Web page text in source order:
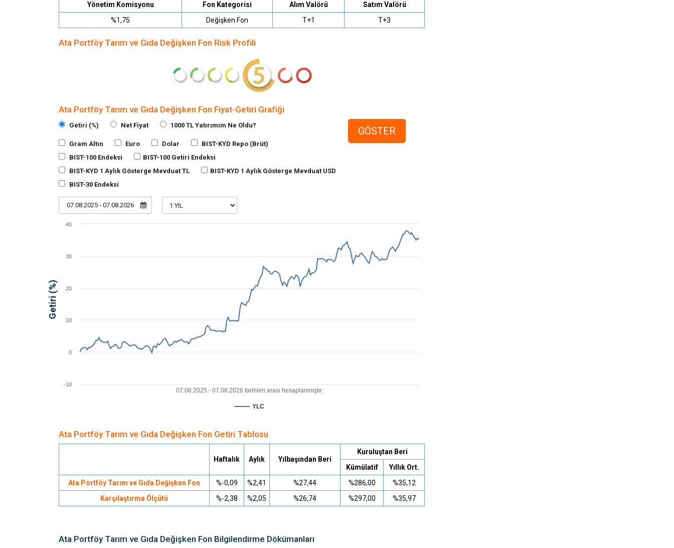
Yönetim Komisyonu
Fon Kategorisi Alım Valörü
Satım Valörü
%1,75
Değişken Fon T+1 T+3
Ata Portföy Tarım ve Gıda Değişken Fon Risk Profili
Ata Portföy Tarım ve Gıda Değişken Fon Fiyat-Getiri Grafiği
Getiri (%) Net Fiyat 1000 TL Yatırımım Ne Oldu?
Gram Altın Euro Dolar
BIST-KYD Repo (Brüt)
BIST-100 Endeksi
BIST-100 Getiri Endeksi
BIST-KYD 1 Aylık Gösterge Mevduat TL
BIST-KYD 1 Aylık Gösterge Mevduat USD
BIST-30 Endeksi
07.08.2025 - 07.08.2026
GÖSTER
Getiri (%)
07.08.2025 - 07.08.2026 tarihleri arası hesaplanmıştır.
YLC
-10
0
10
20
30
40
Ata Portföy Tarım ve Gıda Değişken Fon Getiri Tablosu
Haftalık Aylık Yılbaşından Beri
Kuruluştan Beri
Kümülatif
Yıllık Ort.
Ata Portföy Tarım ve Gıda Değişken Fon
%-0,09 %2,41 %27,44 %286,00
%35,12
Karşılaştırma Ölçütü
%-2,38 %2,05 %26,74 %297,00 %35,97
Ata Portföy Tarım ve Gıda Değişken Fon Bilgilendirme Dökümanları